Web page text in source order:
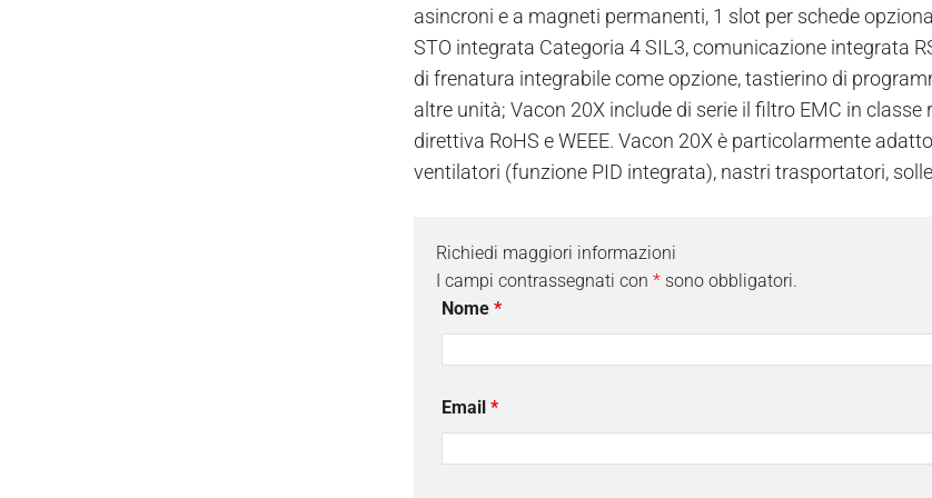
asincroni e a magneti permanenti, 1 slot per schede
STO integrata Categoria 4 SIL3, comunicazione integrata
di frenatura integrabile come opzione, tastierino di
altre unità; Vacon 20X include di serie il filtro EMC in
direttiva RoHS e WEEE. Vacon 20X è particolarmente
ventilatori (funzione PID integrata), nastri trasportatori,
Richiedi maggiori informazioni
I campi contrassegnati con * sono obbligatori.
Nome *
Email *